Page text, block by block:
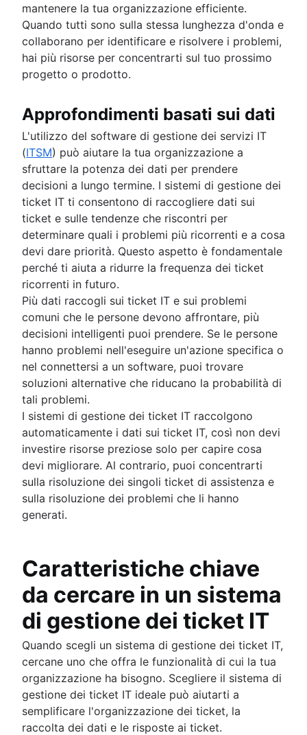
mantenere la tua organizzazione efficiente.
Quando tutti sono sulla stessa lunghezza d'onda e
collaborano per identificare e risolvere i problemi,
hai più risorse per concentrarti sul tuo prossimo
progetto o prodotto.
Approfondimenti basati sui dati
L'utilizzo del software di gestione dei servizi IT
(ITSM) può aiutare la tua organizzazione a
sfruttare la potenza dei dati per prendere
decisioni a lungo termine. I sistemi di gestione dei
ticket IT ti consentono di raccogliere dati sui
ticket e sulle tendenze che riscontri per
determinare quali i problemi più ricorrenti e a cosa
devi dare priorità. Questo aspetto è fondamentale
perché ti aiuta a ridurre la frequenza dei ticket
ricorrenti in futuro.
Più dati raccogli sui ticket IT e sui problemi
comuni che le persone devono affrontare, più
decisioni intelligenti puoi prendere. Se le persone
hanno problemi nell'eseguire un'azione specifica o
nel connettersi a un software, puoi trovare
soluzioni alternative che riducano la probabilità di
tali problemi.
I sistemi di gestione dei ticket IT raccolgono
automaticamente i dati sui ticket IT, così non devi
investire risorse preziose solo per capire cosa
devi migliorare. Al contrario, puoi concentrarti
sulla risoluzione dei singoli ticket di assistenza e
sulla risoluzione dei problemi che li hanno
generati.
Caratteristiche chiave
da cercare in un sistema
di gestione dei ticket IT
Quando scegli un sistema di gestione dei ticket IT,
cercane uno che offra le funzionalità di cui la tua
organizzazione ha bisogno. Scegliere il sistema di
gestione dei ticket IT ideale può aiutarti a
semplificare l'organizzazione dei ticket, la
raccolta dei dati e le risposte ai ticket.